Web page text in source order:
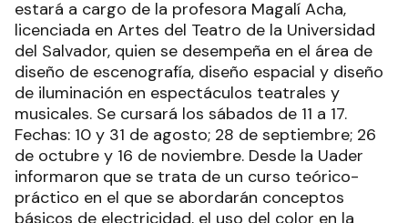
estará a cargo de la profesora Magalí Acha,
licenciada en Artes del Teatro de la Universidad
del Salvador, quien se desempeña en el área de
diseño de escenografía, diseño espacial y diseño
de iluminación en espectáculos teatrales y
musicales. Se cursará los sábados de 11 a 17.
Fechas: 10 y 31 de agosto; 28 de septiembre; 26
de octubre y 16 de noviembre. Desde la Uader
informaron que se trata de un curso teórico-
práctico en el que se abordarán conceptos